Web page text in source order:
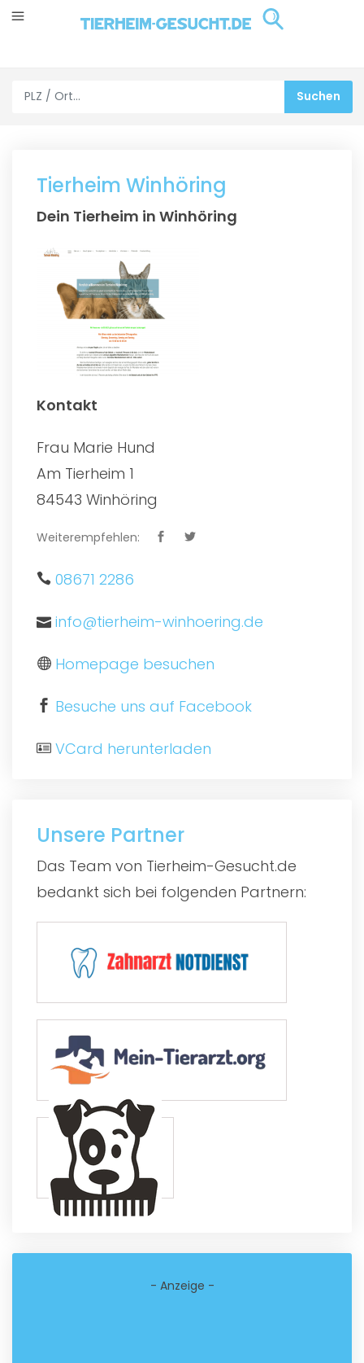
Tierheim Winhöring
Dein Tierheim in Winhöring
Kontakt
Frau Marie Hund
Am Tierheim 1
84543 Winhöring
Weiterempfehlen:
08671 2286
info@tierheim-winhoering.de
Homepage besuchen
Besuche uns auf Facebook
VCard herunterladen
Unsere Partner
Das Team von Tierheim-Gesucht.de
bedankt sich bei folgenden Partnern:
- Anzeige -